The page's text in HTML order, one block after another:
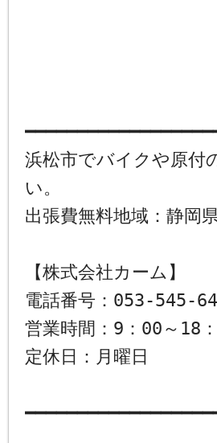
浜松市でバイクや原付
い。
出張費無料地域：静岡
【株式会社カーム】
電話番号：053-545-
営業時間：9：00～18
定休日：月曜日